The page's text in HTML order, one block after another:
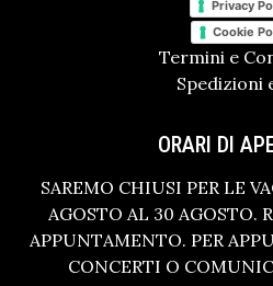
Privacy
Cookie
Termini e
Spedizioni
ORARI DI
SAREMO CHIUSI PER LE
AGOSTO AL 30 AGOSTO.
APPUNTAMENTO. PER
CONCERTI O